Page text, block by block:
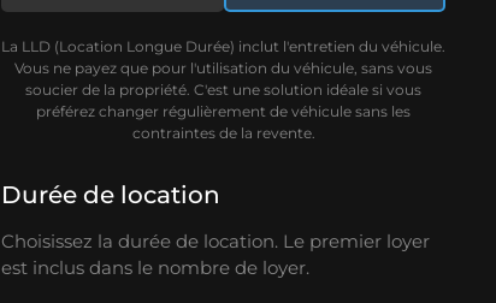
La LLD (Location Longue Durée) inclut l'entretien du véhicule.
Vous ne payez que pour l'utilisation du véhicule, sans vous
soucier de la propriété. C'est une solution idéale si vous
préférez changer régulièrement de véhicule sans les
contraintes de la revente.
Durée de location
Choisissez la durée de location. Le premier loyer
est inclus dans le nombre de loyer.